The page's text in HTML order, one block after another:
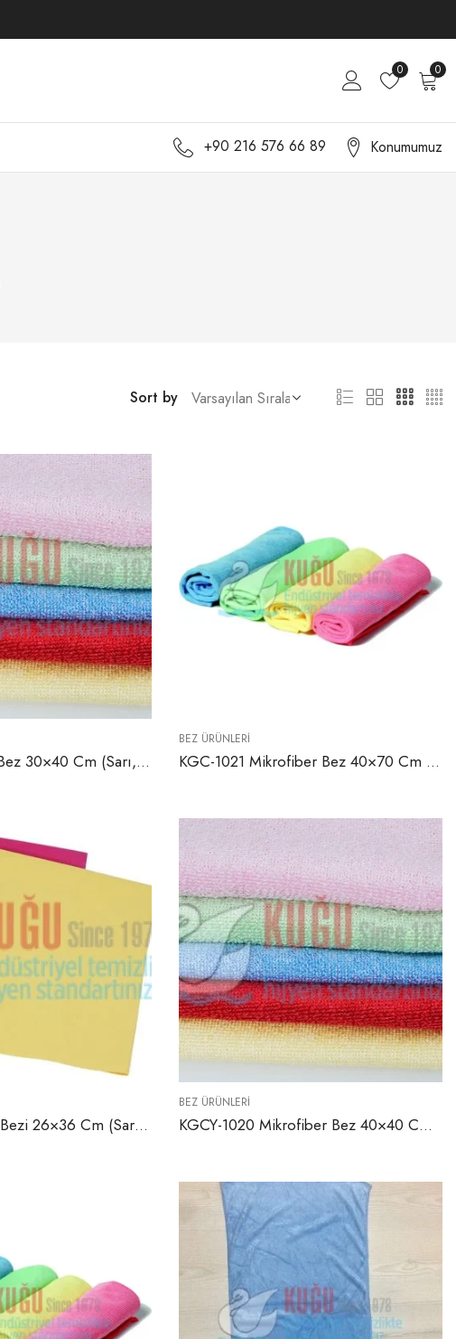
0 0
+90 216 576 66 89 Konumumuz
Sort by
4016 Mikrofiber Bez 30×40 Cm (Sarı, Kırmızı, Yeşil, Mavi ve Pembe Renklerde)
BEZ ÜRÜNLERI
KGC-1021 Mikrofiber Bez 40×70 Cm (Sarı, Kırmızı, Yeşil, Mavi ve Pembe Renklerde)
KGCY-1018 Cam Bezi 26×36 Cm (Sarı ve Kırmızı Renklerde)
BEZ ÜRÜNLERI
KGCY-1020 Mikrofiber Bez 40×40 Cm (Sarı, Kırmızı, Yeşil, Mavi ve Pembe Renklerde)